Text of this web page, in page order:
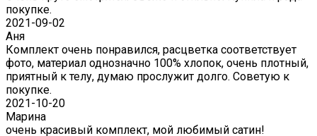
покупке.
2021-09-02
Аня
Комплект очень понравился, расцветка соответствует
фото, материал однозначно 100% хлопок, очень плотный,
приятный к телу, думаю прослужит долго. Советую к
покупке.
2021-10-20
Марина
очень красивый комплект, мой любимый сатин!